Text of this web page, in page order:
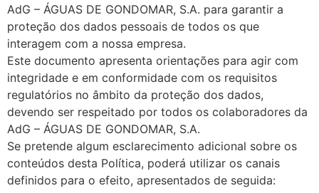
AdG – ÁGUAS DE GONDOMAR, S.A. para garantir a
proteção dos dados pessoais de todos os que
interagem com a nossa empresa.
Este documento apresenta orientações para agir com
integridade e em conformidade com os requisitos
regulatórios no âmbito da proteção dos dados,
devendo ser respeitado por todos os colaboradores da
AdG – ÁGUAS DE GONDOMAR, S.A.
Se pretende algum esclarecimento adicional sobre os
conteúdos desta Política, poderá utilizar os canais
definidos para o efeito, apresentados de seguida: